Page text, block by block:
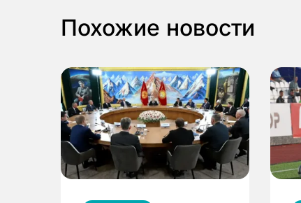
Похожие новости